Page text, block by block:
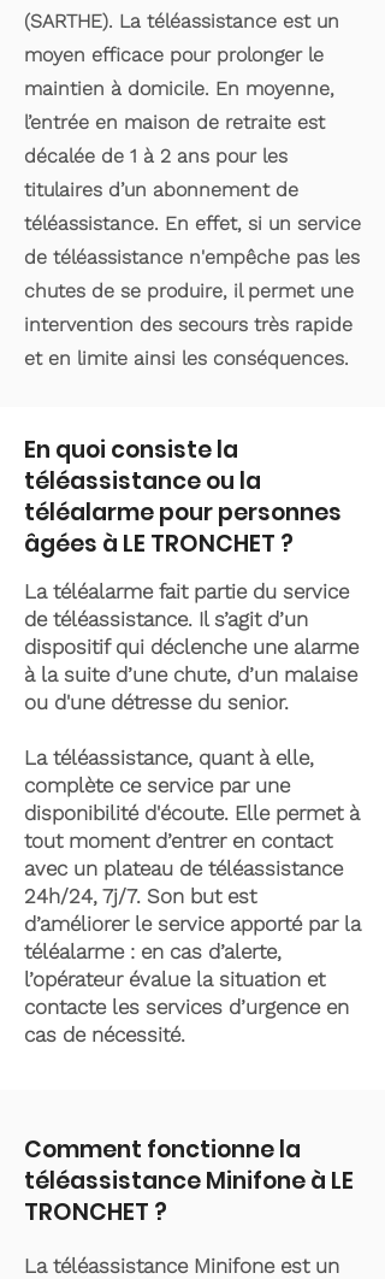
(SARTHE). La téléassistance est un
moyen efficace pour prolonger le
maintien à domicile. En moyenne,
l’entrée en maison de retraite est
décalée de 1 à 2 ans pour les
titulaires d’un abonnement de
téléassistance. En effet, si un service
de téléassistance n'empêche pas les
chutes de se produire, il permet une
intervention des secours très rapide
et en limite ainsi les conséquences.
En quoi consiste la
téléassistance ou la
téléalarme pour personnes
âgées à LE TRONCHET ?
La téléalarme fait partie du service
de téléassistance. Il s’agit d’un
dispositif qui déclenche une alarme
à la suite d’une chute, d’un malaise
ou d'une détresse du senior.
La téléassistance, quant à elle,
complète ce service par une
disponibilité d'écoute. Elle permet à
tout moment d’entrer en contact
avec un plateau de téléassistance
24h/24, 7j/7. Son but est
d’améliorer le service apporté par la
téléalarme : en cas d’alerte,
l’opérateur évalue la situation et
contacte les services d’urgence en
cas de nécessité.
Comment fonctionne la
téléassistance Minifone à LE
TRONCHET ?
La téléassistance Minifone est un